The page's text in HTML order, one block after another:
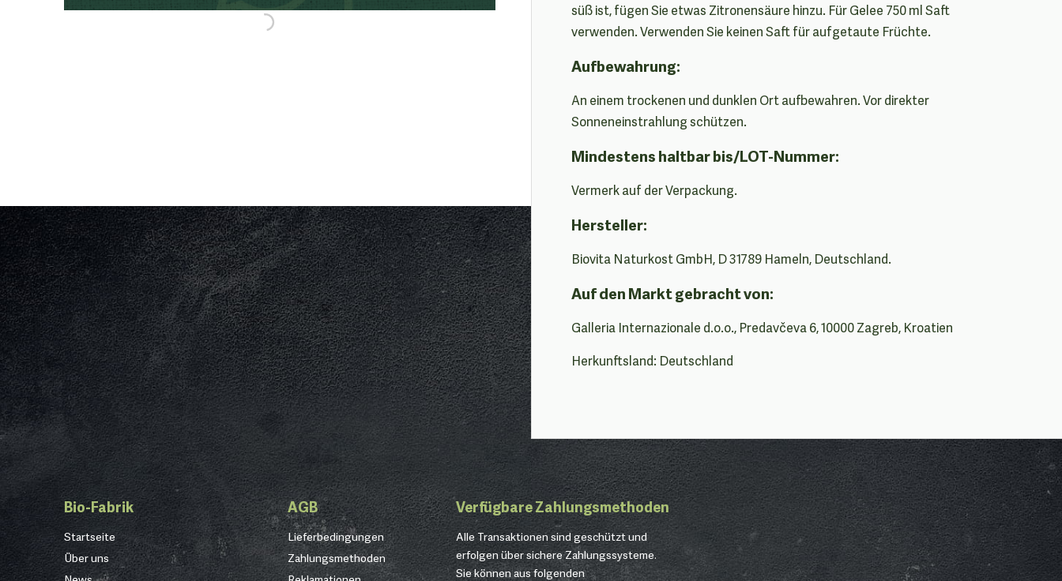
süß ist, fügen Sie etwas Zitronensäure hinzu. Für Gelee 750 ml Saft
verwenden. Verwenden Sie keinen Saft für aufgetaute Früchte.
Aufbewahrung:
An einem trockenen und dunklen Ort aufbewahren. Vor direkter
Sonneneinstrahlung schützen.
Mindestens haltbar bis/LOT-Nummer:
Vermerk auf der Verpackung.
Hersteller:
Biovita Naturkost GmbH, D 31789 Hameln, Deutschland.
Auf den Markt gebracht von:
Galleria Internazionale d.o.o., Predavčeva 6, 10000 Zagreb, Kroatien
Herkunftsland: Deutschland
Bio-Fabrik
Startseite
Über uns
AGB
Lieferbedingungen
Zahlungsmethoden
Verfügbare Zahlungsmethoden
Alle Transaktionen sind geschützt und
erfolgen über sichere Zahlungssysteme.
Sie können aus folgenden